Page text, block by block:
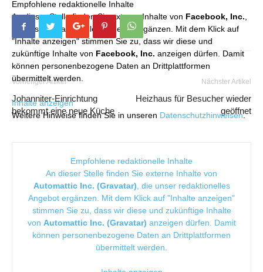
Empfohlene redaktionelle Inhalte
An dieser Stelle finden Sie externe Inhalte von Facebook, Inc.
die unser redaktionelles Angebot ergänzen. Mit dem Klick auf
"Inhalte anzeigen" stimmen Sie zu, dass wir diese und
zukünftige Inhalte von Facebook, Inc. anzeigen dürfen. Damit
können personenbezogene Daten an Drittplattformen
übermittelt werden.
Inhalte anzeigen
Weitere Hinweise finden Sie in unseren Datenschutzhinweisen.
Vorheriger Artikel
Johanniter-Einrichtung
bekommt eine neue Küche
Nächster Artikel
Heizhaus für Besucher wieder
geöffnet
Empfohlene redaktionelle Inhalte
An dieser Stelle finden Sie externe Inhalte von
Automattic Inc. (Gravatar) , die unser redaktionelles
Angebot ergänzen. Mit dem Klick auf "Inhalte anzeigen"
stimmen Sie zu, dass wir diese und zukünftige Inhalte
von Automattic Inc. (Gravatar) anzeigen dürfen. Damit
können personenbezogene Daten an Drittplattformen
übermittelt werden.